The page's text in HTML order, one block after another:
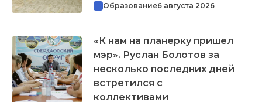
Образование6 августа 2026
«К нам на планерку пришел
мэр». Руслан Болотов за
несколько последних дней
встретился с
коллективами